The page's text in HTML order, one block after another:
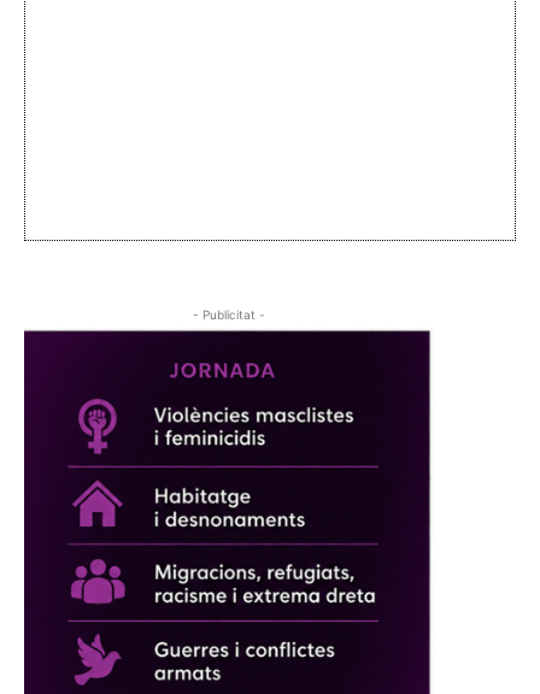
- Publicitat -